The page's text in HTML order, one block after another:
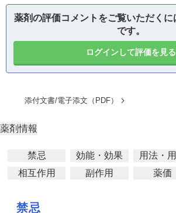
薬剤の評価コメントをご覧いただく
です。
ログインして評価を見る
添付文書/電子添文（PDF）
薬剤情報
禁忌 効能・効果 用法・
相互作用
副作用 薬価
禁忌